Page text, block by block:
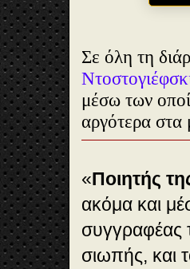
Σε όλη τη
μέσω των
αργότερα στα
«Ποιητής
ακόμα και
συγγραφέας
σιωπής, και